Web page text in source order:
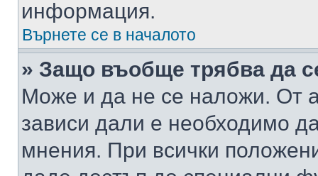
информация.
Върнете се в началото
» Защо въобще трябва да
Може и да не се наложи. От
зависи дали е необходимо
мнения. При всички